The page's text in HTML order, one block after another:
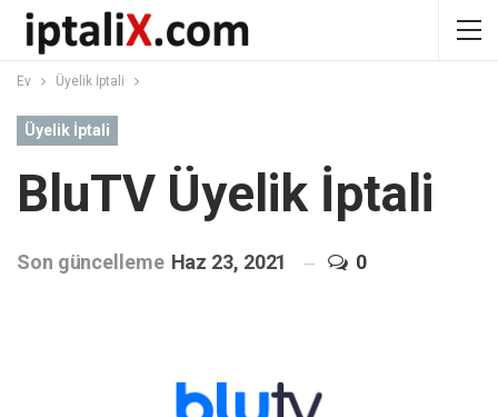
Ev Üyelik İptali
Üyelik İptali
BluTV Üyelik İptali
Son güncelleme Haz 23, 2021 0